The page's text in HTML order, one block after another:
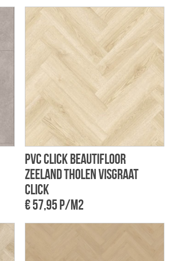
PVC Click Beautifloor
Zeeland Tholen visgraat
click
€ 57,95 p/m2